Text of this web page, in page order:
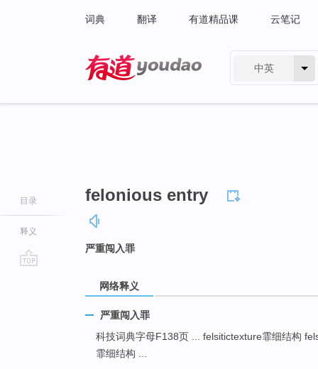
词典 翻译 有道精品课 云笔记
中英
目录
释义
felonious entry
严重闯入罪
网络释义
严重闯入罪
科技词典字母F138页 ... felsitictexture霏细结构
霏细结构 ...